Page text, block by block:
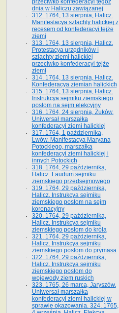
przeciwko konfederacyi tegoż
dnia w Haliczu zawiązanej
312. 1764, 13 sierpnia, Halicz.
Manifestacya szlachty halickiej z
recesem od konfederacyi tejże
ziemi
313. 1764, 13 sierpnia, Halicz.
Protestacya urzędników i
szlachty ziemi halickiej
przeciwko konfederacyi tejże
ziemi
314. 1764, 13 sierpnia, Halicz.
Konfederacya ziemian halickich
315. 1764, 13 sierpnia, Halicz.
Instrukcya sejmiku ziemskiego
posłom na sejm elekcyjny
316. 1764, 24 sierpnia, Żuków.
Uniwersał marszałka
konfederacyi ziemi halickiej
317. 1764, 1 października,
Lwów. Manifestacya Maryana
Potockiego, marszałka
konfederacyi ziemi halickiej i
innych Potockich
318. 1764, 29 października,
Halicz. Laudum sejmiku
ziemskiego przedsejmowego
319. 1764, 29 października,
Halicz. Instrukcya sejmiku
ziemskiego posłom na sejm
koronacyjny
320. 1764, 29 października,
Halicz. Instrukcya sejmiku
ziemskiego posłom do króla
321. 1764, 29 października,
Halicz. Instrukcya sejmiku
ziemskiego posłom do prymasa
322. 1764, 29 października,
Halicz. Instrukcya sejmiku
ziemskiego posłom do
wojewody ziem ruskich
323. 1765, 26 marca, Jaryszów.
Uniwersał marszałka
konfederacyi ziemi halickiej w
sprawie okazowania. 324. 1765,